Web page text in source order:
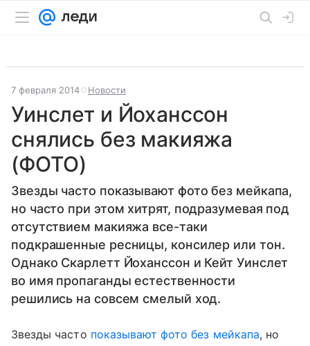
7 февраля 2014 Новости
Уинслет и Йоханссон
снялись без макияжа
(ФОТО)
Звезды часто показывают фото без мейкапа,
но часто при этом хитрят, подразумевая под
отсутствием макияжа все-таки
подкрашенные ресницы, консилер или тон.
Однако Скарлетт Йоханссон и Кейт Уинслет
во имя пропаганды естественности
решились на совсем смелый ход.
Звезды часто показывают фото без мейкапа, но